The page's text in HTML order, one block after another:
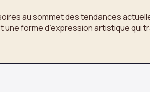
au sommet des tendances
forme d’expression artistique